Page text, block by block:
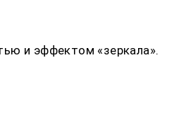
и эффектом «зеркала».